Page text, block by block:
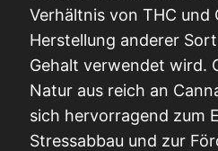
Verhältnis von THC und
Herstellung anderer
Gehalt verwendet wird.
Natur aus reich an
sich hervorragend zum
Stressabbau und zur